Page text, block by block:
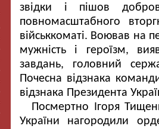
звідки і пішов
повномасштабного
військкоматі. Воював на
мужність і героїзм,
завдань, головний
Почесна відзнака
відзнака Президента
Посмертно Ігоря
України нагородили